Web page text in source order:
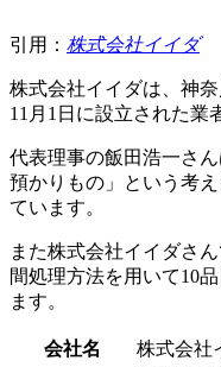
引用： 株式会社イイダ
株式会社イイダは、神
11月1日に設立された業
代表理事の飯田浩一さ
預かりもの」という考
ています。
また株式会社イイダさ
間処理方法を用いて10
ます。
会社名 株式会社